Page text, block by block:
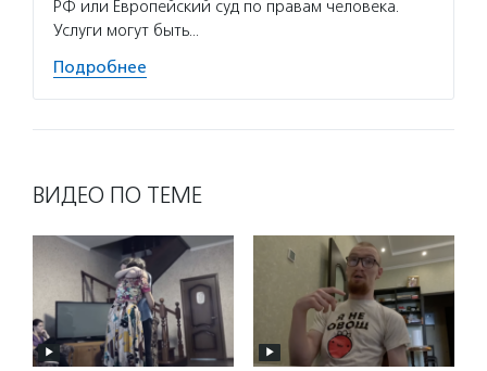
РФ или Европейский суд по правам человека.
Услуги могут быть…
Подробнее
ВИДЕО ПО ТЕМЕ